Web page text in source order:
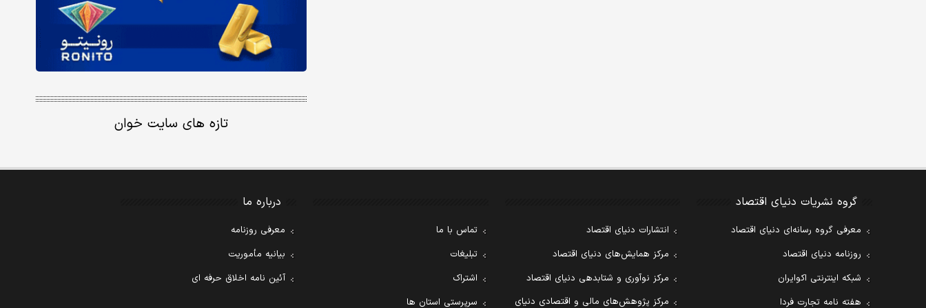
تازه های سایت خوان
گروه نشریات دنیای اقتصاد
معرفی گروه رسانه‌ای دنیای اقتصاد
روزنامه دنیای اقتصاد
شبکه اینترنتی اکوایران
هفته نامه تجارت فردا
انتشارات دنیای اقتصاد
مرکز همایش‌های دنیای اقتصاد
مرکز نوآوری و شتابدهی دنیای اقتصاد
مرکز پژوهش‌های مالی و اقتصادی دنیای
تماس با ما
تبلیغات
اشتراک
سرپرستی استان ها
درباره ما
معرفی روزنامه
بیانیه مأموریت
آئین نامه اخلاق حرفه ای